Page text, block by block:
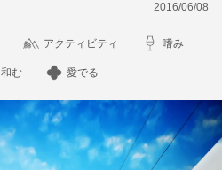
2016/06/08
アクティビティ 嗜み
和む 愛でる